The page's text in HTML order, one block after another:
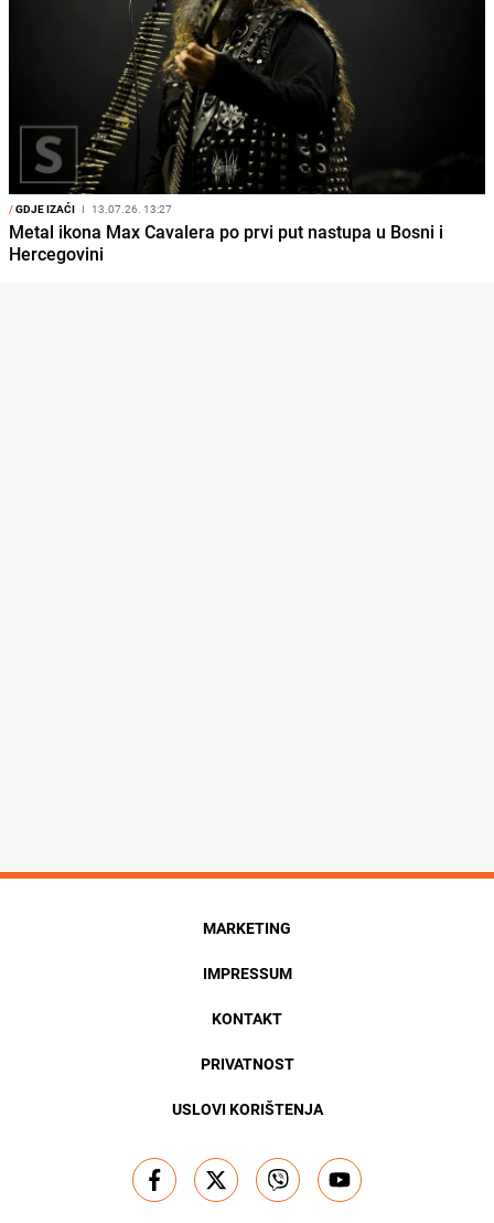
/GDJE IZAĆI I 13.07.26. 13:27
Metal ikona Max Cavalera po prvi put nastupa u Bosni i
Hercegovini
MARKETING
IMPRESSUM
KONTAKT
PRIVATNOST
USLOVI KORIŠTENJA